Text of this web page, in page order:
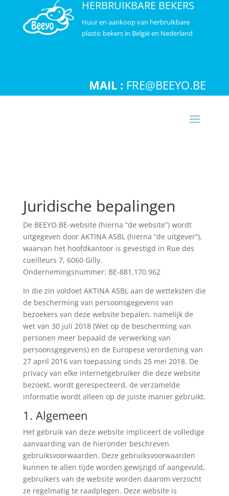
HERBRUIKBARE BEKERS
Huur en aankoop van herbruikbare
plastic bekers in België en Nederland
MAIL : FRE@BEEYO.BE
Juridische bepalingen
De BEEYO.BE-website (hierna “de website”) wordt
uitgegeven door AKTINA ASBL (hierna “de uitgever”),
waarvan het hoofdkantoor is gevestigd in Rue des
cueilleurs 7, 6060 Gilly.
Ondernemingsnummer: BE-881.170.962
In die zin voldoet AKTINA ASBL aan de wetteksten die
de bescherming van persoonsgegevens van
bezoekers van deze website bepalen, namelijk de
wet van 30 juli 2018 (Wet op de bescherming van
personen meer bepaald de verwerking van
persoonsgegevens) en de Europese verordening van
27 april 2016 van toepassing sinds 25 mei 2018. De
privacy van elke internetgebruiker die deze website
bezoekt, wordt gerespecteerd, de verzamelde
informatie wordt alleen op de juiste manier gebruikt.
1. Algemeen
Het gebruik van deze website impliceert de volledige
aanvaarding van de hieronder beschreven
gebruiksvoorwaarden. Deze gebruiksvoorwaarden
kunnen te allen tijde worden gewijzigd of aangevuld,
gebruikers van de website worden daarom verzocht
ze regelmatig te raadplegen. Deze website is